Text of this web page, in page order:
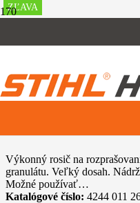
Rosiče a manuálne
Výkonný rosič na
granulátu. Veľký dosah.
Možné používať…
Katalógové číslo: 4244 011
ZĽAVA
ZĽAVA
ZĽAVA
ZĽAVA
ZĽAVA
ZĽAVA
ZĽAVA
ZĽAVA
ZĽAVA